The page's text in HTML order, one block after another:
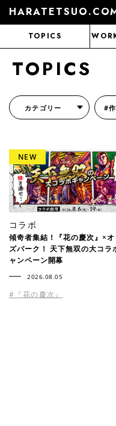
TOPICS
TOPICS
カテゴリー #
コラボ
傾奇者集結！『花の慶次』×オ
ズパーク！ 天下無双の大コラ
ャンペーン開幕
2026.08.05
#『花の慶次』